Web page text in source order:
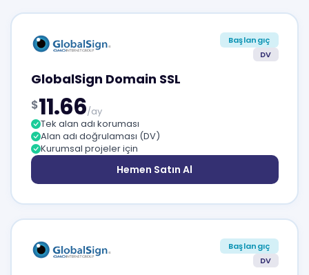
Başlangıç
DV
GlobalSign Domain SSL
$11.66/ay
Tek alan adı koruması
Alan adı doğrulaması (DV)
Kurumsal projeler için
Hemen Satın Al
Başlangıç
DV